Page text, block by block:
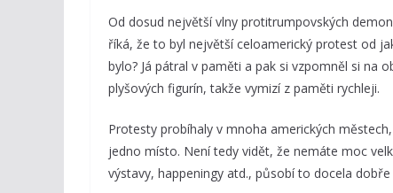
Od dosud největší vlny protitrumpovských
říká, že to byl největší celoamerický protest od
bylo? Já pátral v paměti a pak si vzpomněl si na
plyšových figurín, takže vymizí z paměti rychleji.
Protesty probíhaly v mnoha amerických
jedno místo. Není tedy vidět, že nemáte moc
výstavy, happeningy atd., působí to docela